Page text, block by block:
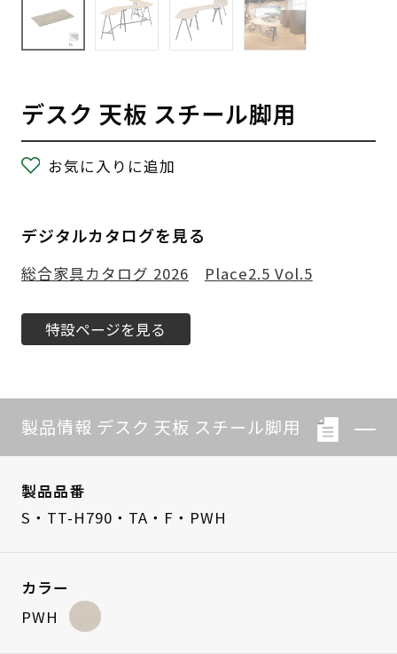
デスク 天板 スチール脚用
お気に入りに追加
デジタルカタログを見る
総合家具カタログ 2026 Place2.5 Vol.5
特設ページを見る
製品情報 デスク 天板 スチール脚用
製品品番
S・TT-H790・TA・F・PWH
カラー
PWH